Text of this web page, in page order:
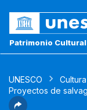
Patrimonio
UNESCO Cultura
Proyectos de